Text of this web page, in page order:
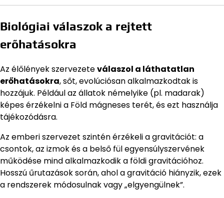
Biológiai válaszok a rejtett
erőhatásokra
Az élőlények szervezeteválaszol a láthatatlan
erőhatásokra, sőt, evolúciósan alkalmazkodtak is
hozzájuk. Például az állatok némelyike (pl. madarak)
képes érzékelni a Föld mágneses terét, és ezt használja
tájékozódásra.
Az emberi szervezet szintén érzékeli a gravitációt: a
csontok, az izmok és a belső fül egyensúlyszervének
működése mind alkalmazkodik a földi gravitációhoz.
Hosszú űrutazások során, ahol a gravitáció hiányzik, ezek
a rendszerek módosulnak vagy „elgyengülnek”.